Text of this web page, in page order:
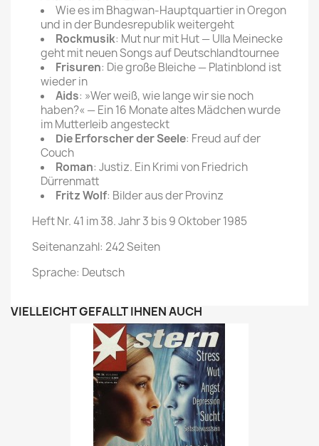
Wie es im Bhagwan-Hauptquartier in Oregon
und in der Bundesrepublik weitergeht
Rockmusik: Mut nur mit Hut — Ulla Meinecke
geht mit neuen Songs auf Deutschlandtournee
Frisuren: Die große Bleiche — Platinblond ist
wieder in
Aids: »Wer weiß, wie lange wir sie noch
haben?« — Ein 16 Monate altes Mädchen wurde
im Mutterleib angesteckt
Die Erforscher der Seele: Freud auf der
Couch
Roman: Justiz. Ein Krimi von Friedrich
Dürrenmatt
Fritz Wolf: Bilder aus der Provinz
Heft Nr. 41 im 38. Jahr 3 bis 9 Oktober 1985
Seitenanzahl: 242 Seiten
Sprache: Deutsch
VIELLEICHT GEFÄLLT IHNEN AUCH